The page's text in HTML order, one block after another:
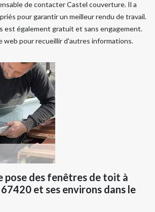
de contacter Castel couverture. Il a
pour garantir un meilleur rendu de travail.
est également gratuit et sans engagement.
web pour recueillir d'autres informations.
pose des fenêtres de toit à
67420 et ses environs dans le